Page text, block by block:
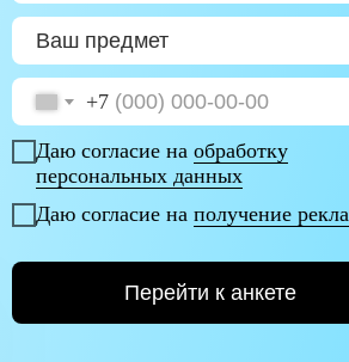
+7
Даю согласие на обработку
персональных данных
Даю согласие на получение
Перейти к анкете